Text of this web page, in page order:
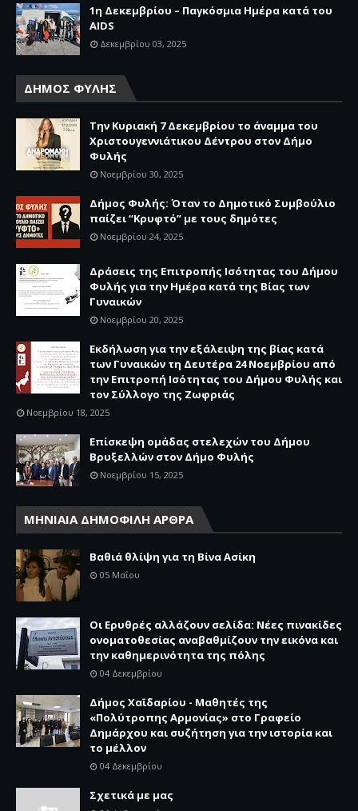
1η Δεκεμβρίου – Παγκόσμια Ημέρα κατά του
AIDS
Δεκεμβρίου 03, 2025
ΔΗΜΟΣ ΦΥΛΗΣ
Την Κυριακή 7 Δεκεμβρίου το άναμμα του
Χριστουγεννιάτικου Δέντρου στον Δήμο
Φυλής
Νοεμβρίου 30, 2025
Δήμος Φυλής: Όταν το Δημοτικό Συμβούλιο
παίζει “Κρυφτό” με τους δημότες
Νοεμβρίου 24, 2025
Δράσεις της Επιτροπής Ισότητας του Δήμου
Φυλής για την Ημέρα κατά της Βίας των
Γυναικών
Νοεμβρίου 20, 2025
Εκδήλωση για την εξάλειψη της βίας κατά
των Γυναικών τη Δευτέρα 24 Νοεμβρίου από
την Επιτροπή Ισότητας του Δήμου Φυλής και
τον Σύλλογο της Ζωφριάς
Νοεμβρίου 18, 2025
Επίσκεψη ομάδας στελεχών του Δήμου
Βρυξελλών στον Δήμο Φυλής
Νοεμβρίου 15, 2025
ΜΗΝΙΑΙΑ ΔΗΜΟΦΙΛΗ ΑΡΘΡΑ
Βαθιά θλίψη για τη Βίνα Ασίκη
05 Μαΐου
Οι Ερυθρές αλλάζουν σελίδα: Νέες πινακίδες
ονοματοθεσίας αναβαθμίζουν την εικόνα και
την καθημερινότητα της πόλης
04 Δεκεμβρίου
Δήμος Χαϊδαρίου - Μαθητές της
«Πολύτροπης Αρμονίας» στο Γραφείο
Δημάρχου και συζήτηση για την ιστορία και
το μέλλον
04 Δεκεμβρίου
Σχετικά με μας